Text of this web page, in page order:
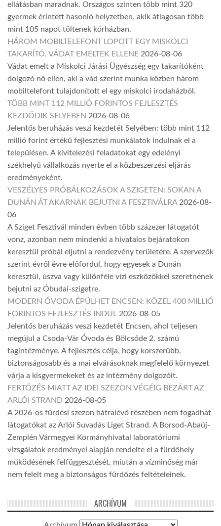
ellátásban maradnak. Országos szinten több mint 320
gyermek érintett hasonló helyzetben, akik átlagosan több
mint 105 napot töltenek kórházban.
HÁROM MOBILTELEFONT LOPOTT EGY MISKOLCI
TAKARÍTÓ, VÁDAT EMELTEK ELLENE 2026-08-06
Vádat emelt a Miskolci Járási Ügyészség egy takarítóként
dolgozó nő ellen, aki a vád szerint munka közben három
mobiltelefont tulajdonított el egy miskolci irodaházból.
TÖBB MINT 112 MILLIÓ FORINTOS FEJLESZTÉS
KEZDŐDIK SELYEBEN 2026-08-06
Jelentős beruházás veszi kezdetét Selyében: több mint 112
millió forint értékű fejlesztési munkálatok indulnak el a
településen. A kivitelezési feladatokat egy edelényi
székhelyű vállalkozás nyerte el a közbeszerzési eljárás
eredményeként.
VESZÉLYES PRÓBÁLKOZÁSOK A SZIGETEN: SOKAN A
DUNÁN ÁT AKARNAK BEJUTNI A FESZTIVÁLRA 2026-08-
06
A Sziget Fesztivál minden évben több százezer látogatót
vonz, azonban nem mindenki a hivatalos bejáratokon
keresztül próbál eljutni a rendezvény területére. A szervezők
szerint évről évre előfordul, hogy egyesek a Dunán
keresztül, úszva vagy különféle vízi eszközökkel szeretnének
bejutni az Óbudai-szigetre.
MODERN ÓVODA ÉPÜLHET ENCSEN: KÖZEL 400 MILLIÓ
FORINTOS FEJLESZTÉS INDUL 2026-08-05
Jelentős beruházás veszi kezdetét Encsen, ahol teljesen
megújul a Csoda-Vár Óvoda és Bölcsőde 2. számú
tagintézménye. A fejlesztés célja, hogy korszerűbb,
biztonságosabb és a mai elvárásoknak megfelelő környezet
várja a kisgyermekeket és az intézmény dolgozóit.
FERTŐZÉS MIATT AZ IDEI SZEZON VÉGÉIG BEZÁRT AZ
ARLÓI STRAND 2026-08-05
A 2026-os fürdési szezon hátralévő részében nem fogadhat
látogatókat az Arlói Suvadás Liget Strand. A Borsod-Abaúj-
Zemplén Vármegyei Kormányhivatal laboratóriumi
vizsgálatok eredményei alapján rendelte el a fürdőhely
működésének felfüggesztését, miután a vízminőség már
nem felelt meg a biztonságos fürdőzés feltételeinek.
ARCHÍVUM